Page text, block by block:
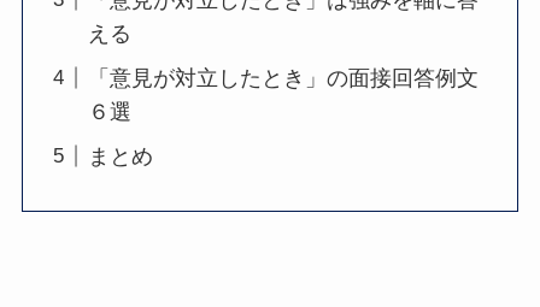
える
「意見が対立したとき」の面接回答例文
６選
まとめ